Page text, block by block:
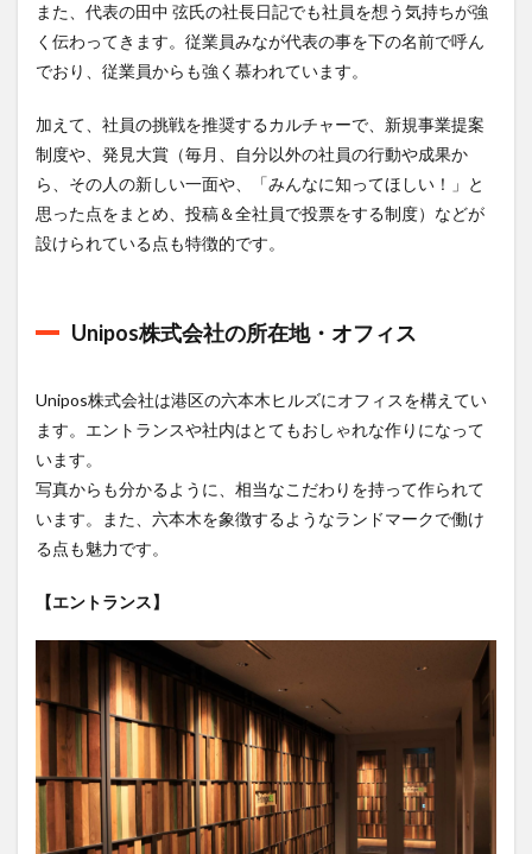
また、代表の田中 弦氏の社長日記でも社員を想う気持ちが強
く伝わってきます。従業員みなが代表の事を下の名前で呼ん
でおり、従業員からも強く慕われています。
加えて、社員の挑戦を推奨するカルチャーで、新規事業提案
制度や、発見大賞（毎月、自分以外の社員の行動や成果か
ら、その人の新しい一面や、「みんなに知ってほしい！」と
思った点をまとめ、投稿＆全社員で投票をする制度）などが
設けられている点も特徴的です。
Unipos株式会社の所在地・オフィス
Unipos株式会社は港区の六本木ヒルズにオフィスを構えてい
ます。エントランスや社内はとてもおしゃれな作りになって
います。
写真からも分かるように、相当なこだわりを持って作られて
います。また、六本木を象徴するようなランドマークで働け
る点も魅力です。
【エントランス】